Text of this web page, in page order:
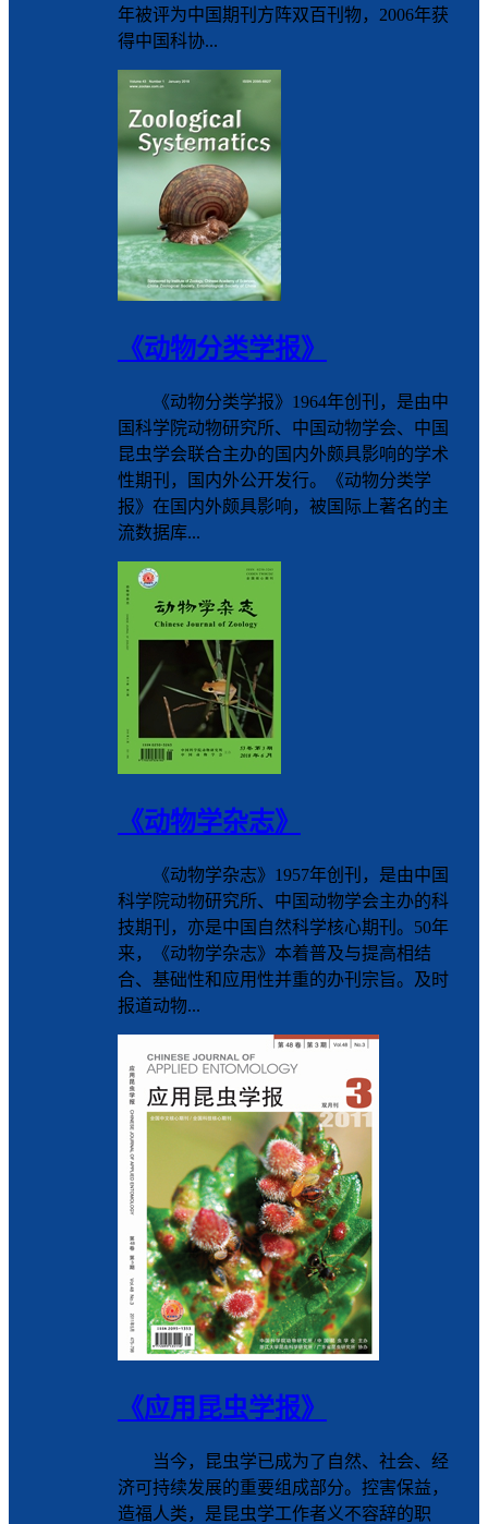
年被评为中国期刊方阵双百刊物，2006年获
得中国科协...
《动物分类学报》
《动物分类学报》1964年创刊，是由中
国科学院动物研究所、中国动物学会、中国
昆虫学会联合主办的国内外颇具影响的学术
性期刊，国内外公开发行。《动物分类学
报》在国内外颇具影响，被国际上著名的主
流数据库...
《动物学杂志》
《动物学杂志》1957年创刊，是由中国
科学院动物研究所、中国动物学会主办的科
技期刊，亦是中国自然科学核心期刊。50年
来，《动物学杂志》本着普及与提高相结
合、基础性和应用性并重的办刊宗旨。及时
报道动物...
《应用昆虫学报》
当今，昆虫学已成为了自然、社会、经
济可持续发展的重要组成部分。控害保益，
造福人类，是昆虫学工作者义不容辞的职